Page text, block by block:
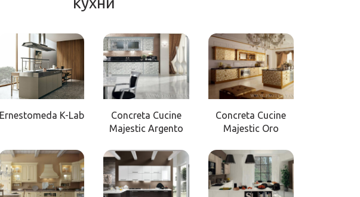
Ernestomeda K-Lab
Concreta Cucine
Majestic Argento
Concreta Cucine
Majestic Oro